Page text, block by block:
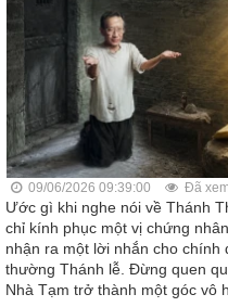
09/06/2026 09:39:00 Đã
Ước gì khi nghe nói về Thánh
chỉ kính phục một vị chứng
nhận ra một lời nhắn cho
thường Thánh lễ. Đừng quen
Nhà Tạm trở thành một góc vô